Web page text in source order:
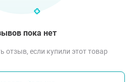
пока нет
отзыв, если купили этот товар